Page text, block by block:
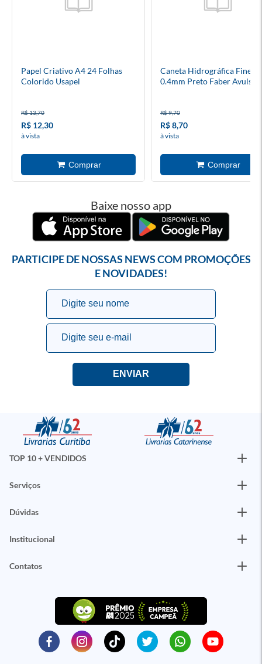
Papel Criativo A4 24 Folhas
Colorido Usapel
R$ 13,70
R$ 12,30
à vista
Caneta Hidrográfica Fine
0.4mm Preto Faber Avulso
R$ 9,70
R$ 8,70
à vista
Baixe nosso app
PARTICIPE DE NOSSAS NEWS COM PROMOÇÕES
E NOVIDADES!
TOP 10 + VENDIDOS
Serviços
Dúvidas
Institucional
Contatos